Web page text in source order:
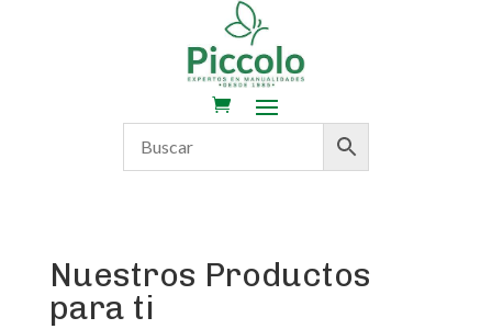
Nuestros Productos
para ti